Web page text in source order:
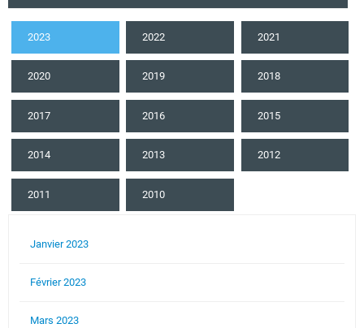
2023 2022 2021
2020 2019 2018
2017 2016 2015
2014 2013 2012
2011 2010
Janvier 2023
Février 2023
Mars 2023